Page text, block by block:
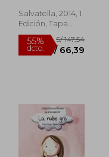
(el Miedo)
(Emociones
(Rústica))
Salvatella, 2014, 1
Edición, Tapa
Blanda, Nuevo